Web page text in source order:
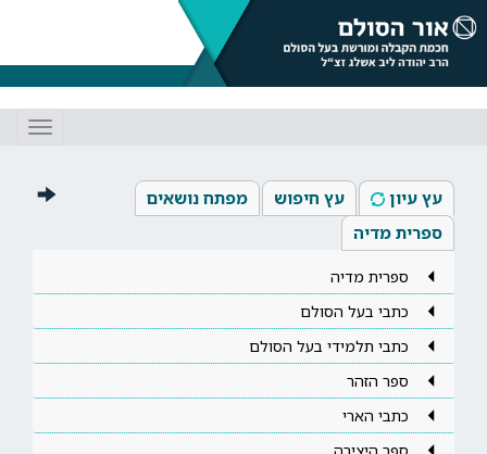
עץ עיון עץ חיפוש
מפתח נושאים
ספרית מדיה
ספרית מדיה
כתבי בעל הסולם
כתבי תלמידי בעל הסולם
ספר הזהר
כתבי הארי